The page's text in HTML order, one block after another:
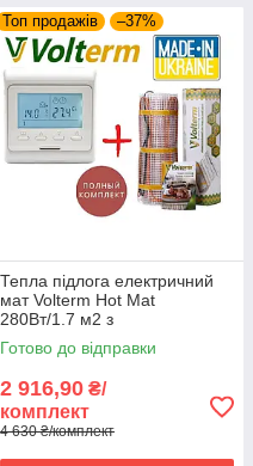
Топ продажів –37%
Тепла підлога електричний
мат Volterm Hot Mat
280Вт/1.7 м2 з
програмованим
терморегулятором E51
Готово до відправки
2 916,90 ₴/
комплект
4 630 ₴/комплект